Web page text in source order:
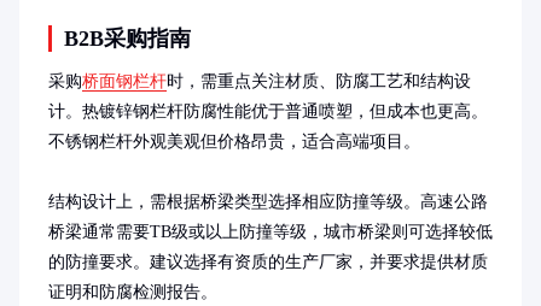
B2B采购指南
采购桥面钢栏杆时，需重点关注材质、防腐工艺和结构设
计。热镀锌钢栏杆防腐性能优于普通喷塑，但成本也更高。
不锈钢栏杆外观美观但价格昂贵，适合高端项目。
结构设计上，需根据桥梁类型选择相应防撞等级。高速公路
桥梁通常需要TB级或以上防撞等级，城市桥梁则可选择较低
的防撞要求。建议选择有资质的生产厂家，并要求提供材质
证明和防腐检测报告。